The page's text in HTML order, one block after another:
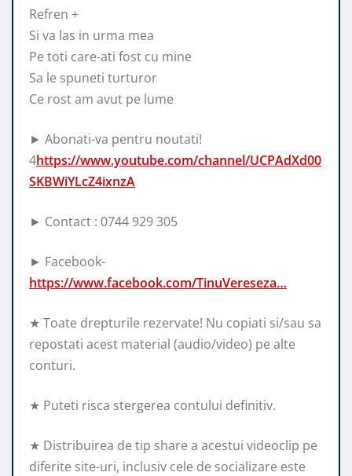
Refren +
Si va las in urma mea
Pe toti care-ati fost cu mine
Sa le spuneti turturor
Ce rost am avut pe lume
► Abonati-va pentru noutati!
4https://www.youtube.com/channel/UCPAdXd00
SKBWiYLcZ4ixnzA
► Contact : 0744 929 305
► Facebook-
https://www.facebook.com/TinuVereseza…
★ Toate drepturile rezervate! Nu copiati si/sau sa
repostati acest material (audio/video) pe alte
conturi.
★ Puteti risca stergerea contului definitiv.
★ Distribuirea de tip share a acestui videoclip pe
diferite site-uri, inclusiv cele de socializare este